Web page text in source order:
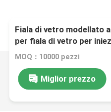
Fiala di vetro modellato
per fiala di vetro per
MOQ：10000 pezzi
Miglior prezzo